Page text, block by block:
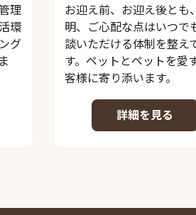
理
環
グ
お迎え前、お迎え後とも
明、ご心配な点はいつで
談いただける体制を整え
す。ペットとペットを愛
客様に寄り添います。
詳細を見る